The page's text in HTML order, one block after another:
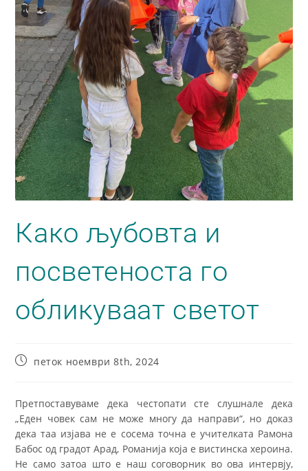
Како љубовта и
посветеноста го
обликуваат светот
петок ноември 8th, 2024
Претпоставуваме дека честопати сте слушнале дека
„Еден човек сам не може многу да направи“, но доказ
дека таа изјава не е сосема точна е учителката Рамона
Бабос од градот Арад, Романија која е вистинска хероина.
Не само затоа што е наш соговорник во ова интервју,